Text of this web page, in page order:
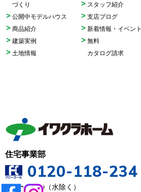
ル
ド
は
て
だ
さ
い。
づくり
公開中モデルハウス
商品紹介
建築実例
土地情報
スタッフ紹介
支店ブログ
新着情報・イベント
無料
カタログ請求
住宅事業部
0120-118-234
9:00〜18:00（水除く）